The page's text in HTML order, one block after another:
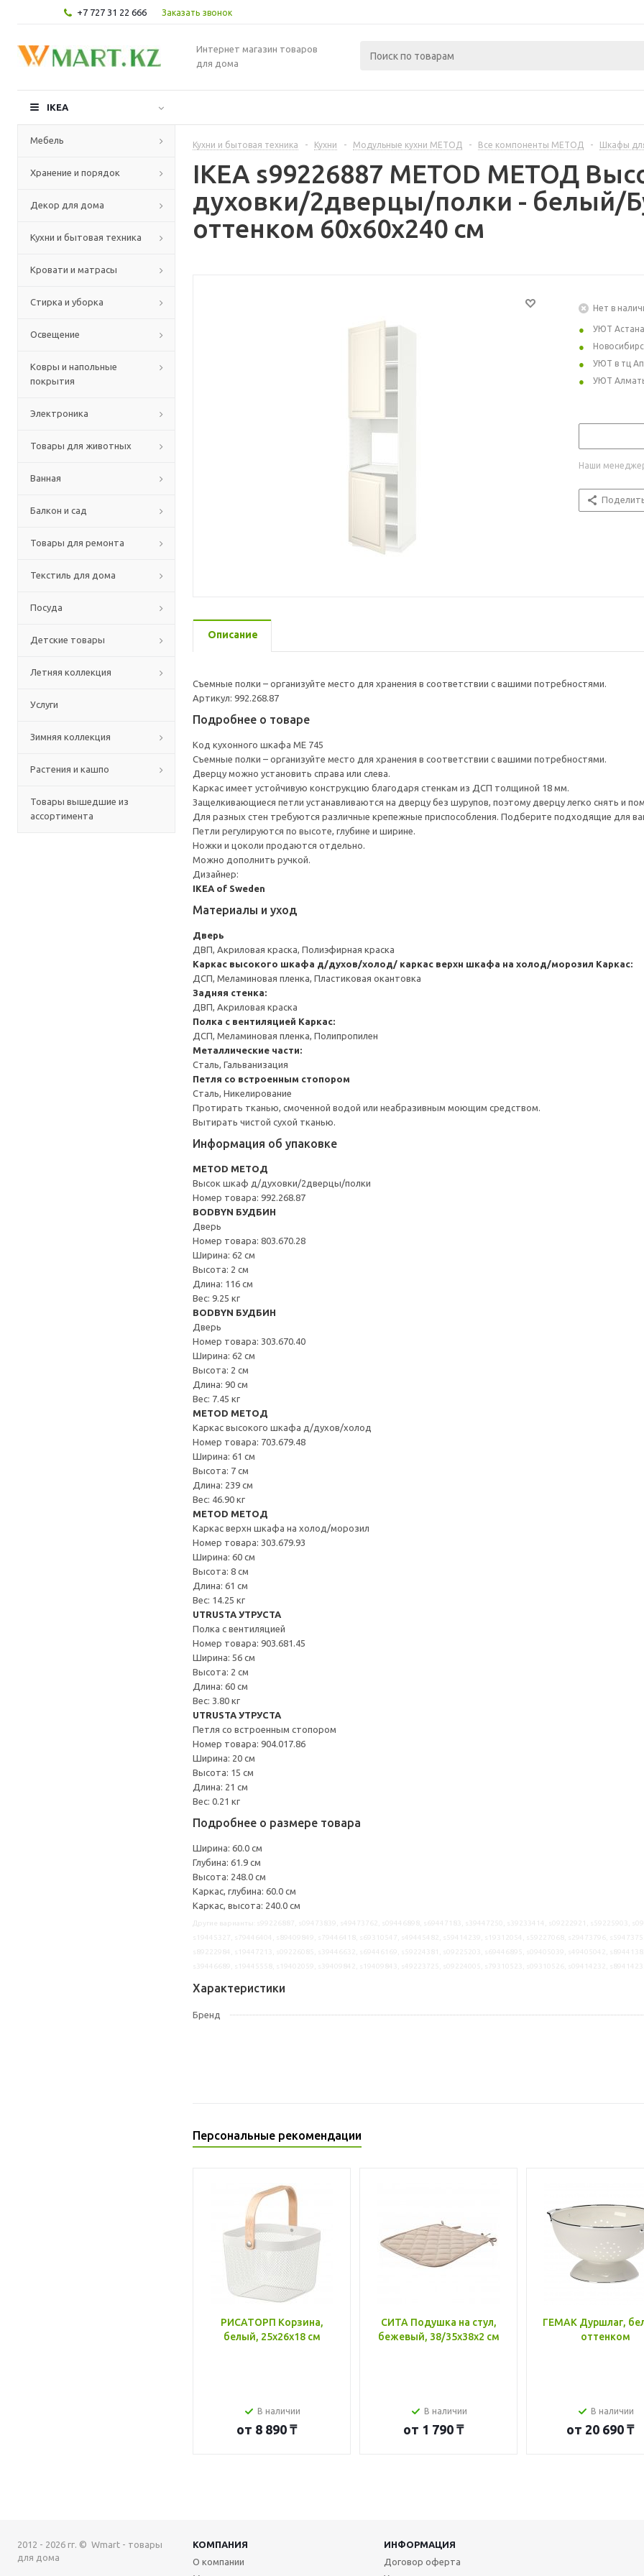
+7 727 31 22 666 Заказать звонок
Интернет магазин товаров
для дома
IKEA
Мебель
Хранение и порядок
Декор для дома
Кухни и бытовая техника
Кровати и матрасы
Стирка и уборка
Освещение
Ковры и напольные
покрытия
Электроника
Товары для животных
Ванная
Балкон и сад
Товары для ремонта
Текстиль для дома
Посуда
Детские товары
Летняя коллекция
Услуги
Зимняя коллекция
Растения и кашпо
Товары вышедшие из
ассортимента
Кухни и бытовая техника - Кухни - Модульные кухни МЕТОД - Все компоненты МЕТОД - Шкафы
IKEA s99226887 METOD МЕТОД
духовки/2дверцы/полки - белый/
оттенком 60x60x240 см
Нет в
УЮТ Астана
УЮТ в тц
УЮТ
Наши
Описание
Съемные полки – организуйте место для хранения в соответствии с вашими потребностями.
Артикул: 992.268.87
Подробнее о товаре
Код кухонного шкафа ME 745
Съемные полки – организуйте место для хранения в соответствии с вашими потребностями.
Дверцу можно установить справа или слева.
Каркас имеет устойчивую конструкцию благодаря стенкам из ДСП толщиной 18 мм.
Защелкивающиеся петли устанавливаются на дверцу без шурупов, поэтому дверцу легко снять и
Для разных стен требуются различные крепежные приспособления. Подберите подходящие для
Петли регулируются по высоте, глубине и ширине.
Ножки и цоколи продаются отдельно.
Можно дополнить ручкой.
Дизайнер:
IKEA of Sweden
Материалы и уход
Дверь
ДВП, Акриловая краска, Полиэфирная краска
Каркас высокого шкафа д/духов/холод/ каркас верхн шкафа на холод/морозил Каркас:
ДСП, Меламиновая пленка, Пластиковая окантовка
Задняя стенка:
ДВП, Акриловая краска
Полка с вентиляцией Каркас:
ДСП, Меламиновая пленка, Полипропилен
Металлические части:
Сталь, Гальванизация
Петля со встроенным стопором
Сталь, Никелирование
Протирать тканью, смоченной водой или неабразивным моющим средством.
Вытирать чистой сухой тканью.
Информация об упаковке
METOD МЕТОД
Высок шкаф д/духовки/2дверцы/полки
Номер товара: 992.268.87
BODBYN БУДБИН
Дверь
Номер товара: 803.670.28
Ширина: 62 см
Высота: 2 см
Длина: 116 см
Вес: 9.25 кг
BODBYN БУДБИН
Дверь
Номер товара: 303.670.40
Ширина: 62 см
Высота: 2 см
Длина: 90 см
Вес: 7.45 кг
METOD МЕТОД
Каркас высокого шкафа д/духов/холод
Номер товара: 703.679.48
Ширина: 61 см
Высота: 7 см
Длина: 239 см
Вес: 46.90 кг
METOD МЕТОД
Каркас верхн шкафа на холод/морозил
Номер товара: 303.679.93
Ширина: 60 см
Высота: 8 см
Длина: 61 см
Вес: 14.25 кг
UTRUSTA УТРУСТА
Полка с вентиляцией
Номер товара: 903.681.45
Ширина: 56 см
Высота: 2 см
Длина: 60 см
Вес: 3.80 кг
UTRUSTA УТРУСТА
Петля со встроенным стопором
Номер товара: 904.017.86
Ширина: 20 см
Высота: 15 см
Длина: 21 см
Вес: 0.21 кг
Подробнее о размере товара
Ширина: 60.0 см
Глубина: 61.9 см
Высота: 248.0 см
Каркас, глубина: 60.0 см
Каркас, высота: 240.0 см
Характеристики
Бренд
Персональные рекомендации
РИСАТОРП Корзина,
белый, 25x26x18 см
В наличии
от 8 890 ₸
СИТА Подушка на стул,
бежевый, 38/35x38x2 см
В наличии
от 1 790 ₸
ГЕМАК Дуршлаг,
оттенком
В наличии
от 20 690 ₸
2012 - 2026 гг. © Wmart - товары
для дома
КОМПАНИЯ
ИНФОРМАЦИЯ
О компании
Договор оферта